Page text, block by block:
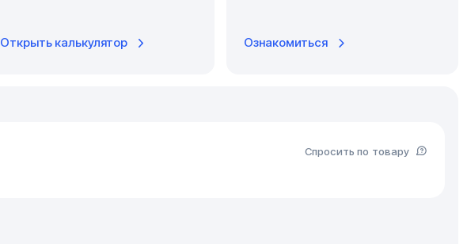
Открыть калькулятор Ознакомиться
Спросить по товару